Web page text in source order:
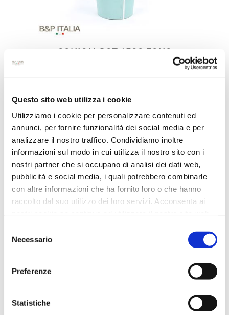
Questo sito web utilizza i cookie
Utilizziamo i cookie per personalizzare contenuti ed
annunci, per fornire funzionalità dei social media e per
analizzare il nostro traffico. Condividiamo inoltre
informazioni sul modo in cui utilizza il nostro sito con i
nostri partner che si occupano di analisi dei dati web,
pubblicità e social media, i quali potrebbero combinarle
con altre informazioni che ha fornito loro o che hanno
raccolto dal suo utilizzo dei loro servizi. Acconsenta ai
delNecessario
Preferenze
Statistiche
CONICAL POT / ECO EQUO